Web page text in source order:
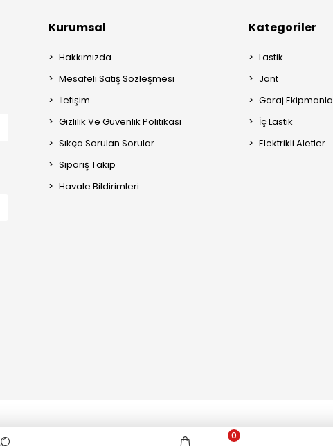
Kurumsal
Hakkımızda
Mesafeli Satış Sözleşmesi
İletişim
Gizlilik Ve Güvenlik Politikası
Sıkça Sorulan Sorular
Sipariş Takip
Havale Bildirimleri
Kategoriler
Lastik
Jant
Garaj
İç Lastik
Elektrikli Aletler
0